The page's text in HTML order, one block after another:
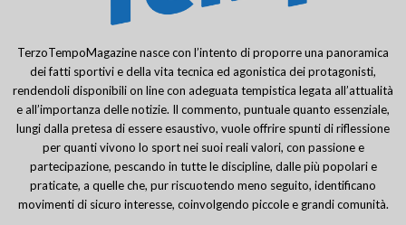
TerzoTempoMagazine nasce con l’intento di proporre una panoramica
dei fatti sportivi e della vita tecnica ed agonistica dei protagonisti,
rendendoli disponibili on line con adeguata tempistica legata all’attualità
e all’importanza delle notizie. Il commento, puntuale quanto essenziale,
lungi dalla pretesa di essere esaustivo, vuole offrire spunti di riflessione
per quanti vivono lo sport nei suoi reali valori, con passione e
partecipazione, pescando in tutte le discipline, dalle più popolari e
praticate, a quelle che, pur riscuotendo meno seguito, identificano
movimenti di sicuro interesse, coinvolgendo piccole e grandi comunità.